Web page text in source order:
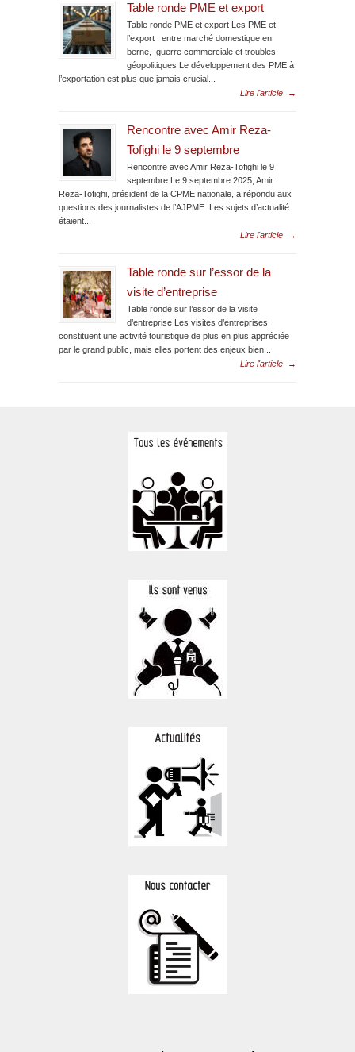
Table ronde PME et export
Table ronde PME et export Les PME et
l’export : entre marché domestique en
berne, guerre commerciale et troubles
géopolitiques Le développement des PME à
l’exportation est plus que jamais crucial...
Lire l'article
→
Rencontre avec Amir Reza-
Tofighi le 9 septembre
Rencontre avec Amir Reza-Tofighi le 9
septembre Le 9 septembre 2025, Amir
Reza-Tofighi, président de la CPME nationale, a répondu aux
questions des journalistes de l’AJPME. Les sujets d’actualité
étaient...
Lire l'article
→
Table ronde sur l’essor de la
visite d’entreprise
Table ronde sur l’essor de la visite
d’entreprise Les visites d’entreprises
constituent une activité touristique de plus en plus appréciée
par le grand public, mais elles portent des enjeux bien...
Lire l'article
→